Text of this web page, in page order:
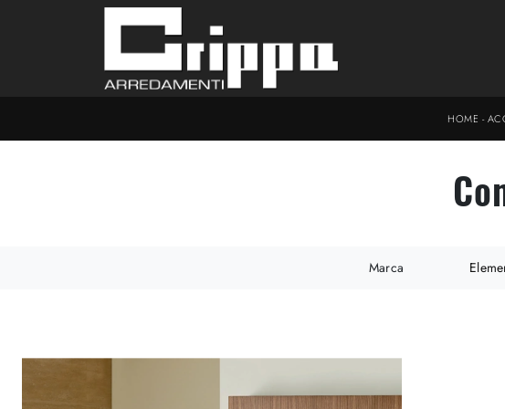
HOME -
Marca